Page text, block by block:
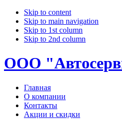
Skip to content
Skip to main navigation
Skip to 1st column
Skip to 2nd column
ООО
Главная
О компании
Контакты
Акции и скидки